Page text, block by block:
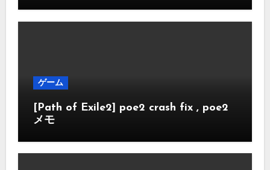
ゲーム
[Path of Exile2] poe2 crash fix , poe2
メモ